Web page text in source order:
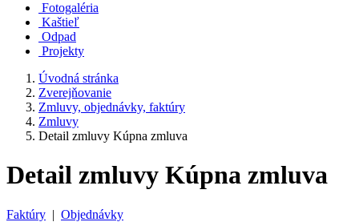
Fotogaléria
Kaštieľ
Odpad
Projekty
Úvodná stránka
Zverejňovanie
Zmluvy, objednávky, faktúry
Zmluvy
Detail zmluvy Kúpna zmluva
Detail zmluvy Kúpna zmluva
Faktúry | Objednávky